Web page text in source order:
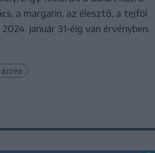
a margarin, az élesztő, a tejföl
január 31-éig van érvényben.
árrés